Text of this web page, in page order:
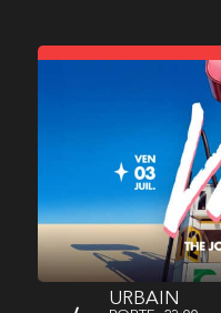
URBAIN